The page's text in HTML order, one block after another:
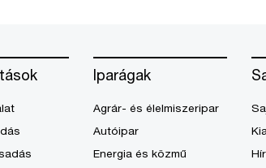
Iparágak
Agrár- és élelmiszeripar
Autóipar
Energia és közmű